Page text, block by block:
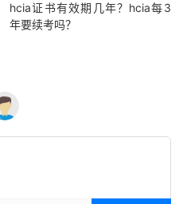
hcia证书有效期几年？hcia每3
年要续考吗？